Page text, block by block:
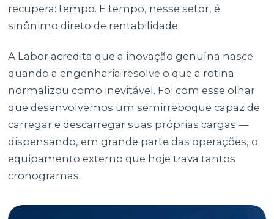
recupera: tempo. E tempo, nesse setor, é
sinônimo direto de rentabilidade.
A Labor acredita que a inovação genuína nasce
quando a engenharia resolve o que a rotina
normalizou como inevitável. Foi com esse olhar
que desenvolvemos um semirreboque capaz de
carregar e descarregar suas próprias cargas —
dispensando, em grande parte das operações, o
equipamento externo que hoje trava tantos
cronogramas.